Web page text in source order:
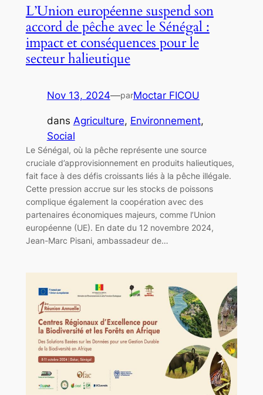
L’Union européenne suspend son
accord de pêche avec le Sénégal :
impact et conséquences pour le
secteur halieutique
Nov 13, 2024—parMoctar FICOU
dans Agriculture, Environnement
Social
Le Sénégal, où la pêche représente une source
cruciale d’approvisionnement en produits halieutiques,
fait face à des défis croissants liés à la pêche illégale.
Cette pression accrue sur les stocks de poissons
complique également la coopération avec des
partenaires économiques majeurs, comme l’Union
européenne (UE). En date du 12 novembre 2024,
Jean-Marc Pisani, ambassadeur de…